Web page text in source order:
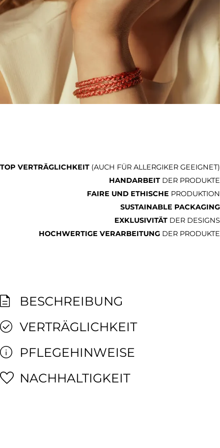
TOP VERTRÄGLICHKEIT (AUCH FÜR ALLERGIKER GEEIGNET)
HANDARBEIT DER PRODUKTE
FAIRE UND ETHISCHE PRODUKTION
SUSTAINABLE PACKAGING
EXKLUSIVITÄT DER DESIGNS
HOCHWERTIGE VERARBEITUNG DER PRODUKTE
BESCHREIBUNG
VERTRÄGLICHKEIT
PFLEGEHINWEISE
NACHHALTIGKEIT